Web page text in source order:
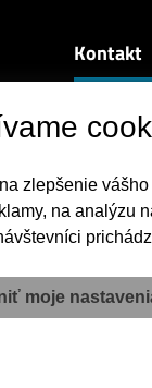
Kontakt
+421
zlepšenie
na analýzu
moje